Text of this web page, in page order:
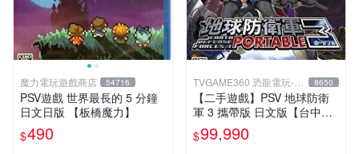
魔力電玩遊戲商店 54716
PSV遊戲 世界最長的 5 分鐘
日文日版 【板橋魔力】
$490
TVGAME360 恐龍電玩-台
中店
8650
【二手遊戲】PSV 地球防衛
軍 3 攜帶版 日文版【台中恐
龍電玩】
$99,990